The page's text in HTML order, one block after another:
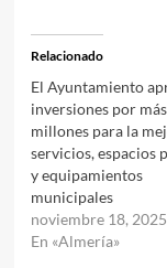
Relacionado
El Ayuntamiento
inversiones por
millones para la
servicios, espacios
y equipamientos
municipales
noviembre 18, 2025
En «Almería»